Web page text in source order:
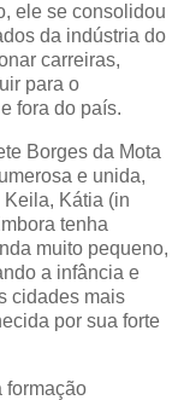
ele se consolidou
da indústria do
carreiras,
para o
fora do país.
Borges da Mota
e unida,
Kátia (in
tenha
muito pequeno,
a infância e
cidades mais
por sua forte
formação